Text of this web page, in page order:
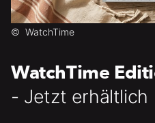
© WatchTime
WatchTime
- Jetzt erhältlich